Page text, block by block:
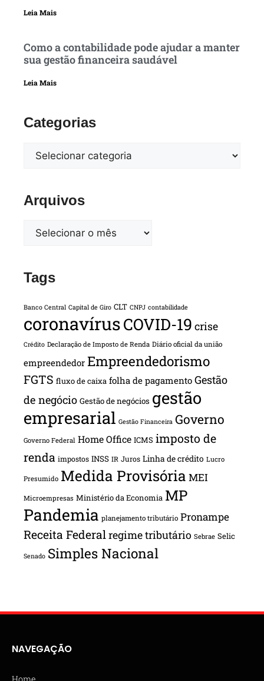
Leia Mais
Como a contabilidade pode ajudar a manter
sua gestão financeira saudável
Leia Mais
Categorias
Arquivos
Tags
Banco Central Capital de Giro CLT CNPJ contabilidade
coronavírusCOVID-19 crise
Crédito Declaração de Imposto de Renda Diário oficial da união
empreendedor Empreendedorismo
FGTS fluxo de caixa folha de pagamento Gestão
de negócio Gestão de negócios gestão
empresarial Gestão Financeira Governo
Governo Federal Home Office ICMS imposto de
renda impostos INSS IR Juros Linha de crédito Lucro
Presumido Medida Provisória MEI
Microempresas Ministério da Economia MP
Pandemia planejamento tributário Pronampe
Receita Federalregime tributário Sebrae Selic
Senado Simples Nacional
NAVEGAÇÃO